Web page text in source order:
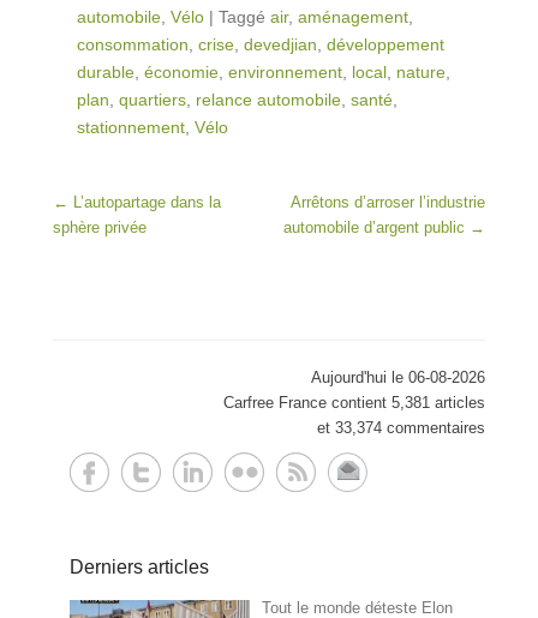
automobile Vélo | Taggé air, aménagement
consommation crise devedjian développement
durable économie environnement local nature
plan quartiers relance automobile santé
stationnement Vélo
Post navigation
←
L’autopartage dans la
sphère privée
Arrêtons d’arroser l’industrie
automobile d’argent public →
Aujourd'hui le 06-08-2026
Carfree France contient 5,381 articles
et 33,374 commentaires
Derniers articles
Tout le monde déteste Elon